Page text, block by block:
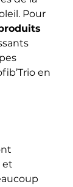
Pour
en
et